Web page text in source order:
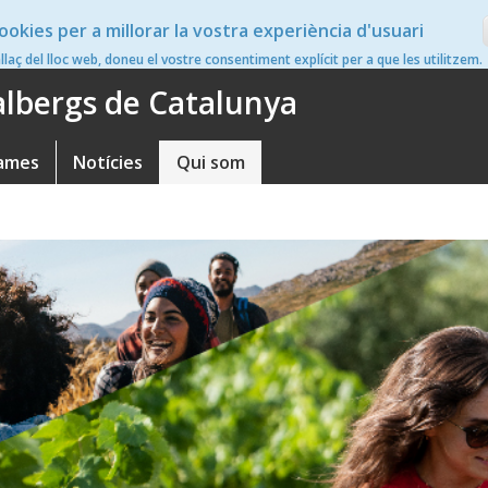
per a millorar la vostra experiència d'usuari
del lloc web, doneu el vostre consentiment explícit per a que les utilitzem.
en
de Catalunya
Notícies Qui som